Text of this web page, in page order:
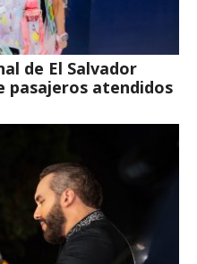
de El Salvador
pasajeros atendidos